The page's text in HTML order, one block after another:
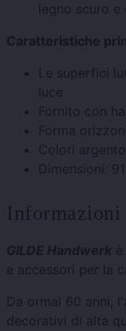
legno scuro
Caratteristiche
Le superfici
luce
Fornito con
Forma
Colori
Dimensioni:
Informazioni
GILDE Handwerk
e accessori per la
Da ormai 60 anni,
decorativi di alta